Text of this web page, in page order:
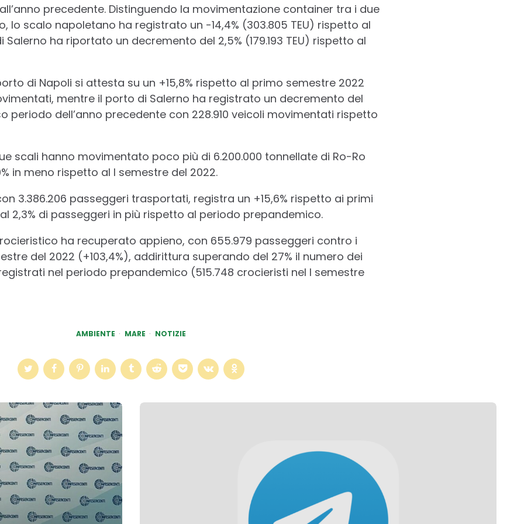
precedente. Distinguendo la movimentazione container tra i due
lo scalo napoletano ha registrato un -14,4% (303.805 TEU) rispetto al
ha riportato un decremento del 2,5% (179.193 TEU) rispetto al
di Napoli si attesta su un +15,8% rispetto al primo semestre 2022
mentre il porto di Salerno ha registrato un decremento del
periodo dell’anno precedente con 228.910 veicoli movimentati rispetto
scali hanno movimentato poco più di 6.200.000 tonnellate di Ro-Ro
in meno rispetto al I semestre del 2022.
3.386.206 passeggeri trasportati, registra un +15,6% rispetto ai primi
2,3% di passeggeri in più rispetto al periodo prepandemico.
ha recuperato appieno, con 655.979 passeggeri contro i
del 2022 (+103,4%), addirittura superando del 27% il numero dei
nel periodo prepandemico (515.748 crocieristi nel I semestre
AMBIENTE MARE NOTIZIE